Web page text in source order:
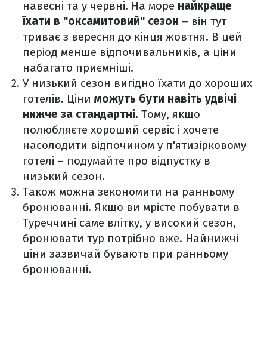
навесні та у червні. На море найкраще
їхати в "оксамитовий" сезон – він тут
триває з вересня до кінця жовтня. В цей
період менше відпочивальників, а ціни
набагато приємніші.
У низький сезон вигідно їхати до хороших
готелів. Ціни можуть бути навіть удвічі
нижче за стандартні. Тому, якщо
полюбляєте хороший сервіс і хочете
насолодити відпочином у п'ятизірковому
готелі – подумайте про відпустку в
низький сезон.
Також можна зекономити на ранньому
бронюванні. Якщо ви мрієте побувати в
Туреччині саме влітку, у високий сезон,
бронювати тур потрібно вже. Найнижчі
ціни зазвичай бувають при ранньому
бронюванні.